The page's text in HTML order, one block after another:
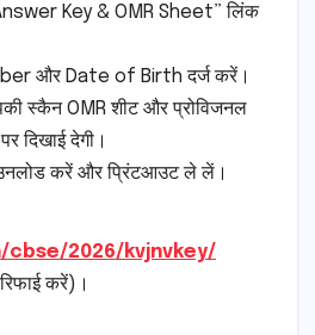
Key & OMR Sheet” लिंक
और Date of Birth दर्ज करें।
स्कैन OMR शीट और प्रोविजनल
दिखाई देगी।
करें और प्रिंटआउट ले लें।
2026/kvjnvkey/
करें)।